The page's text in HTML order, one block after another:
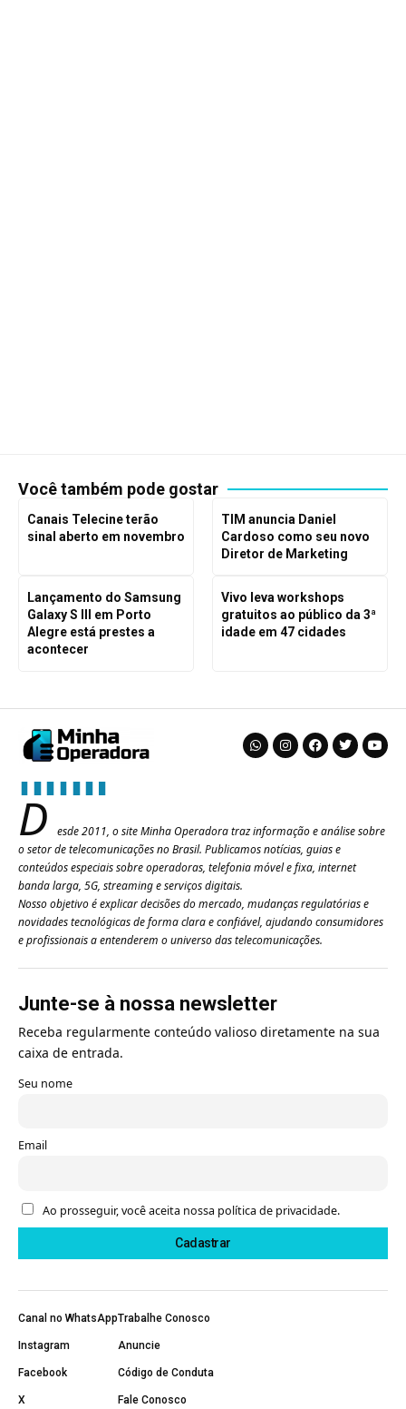
Você também pode gostar
Canais Telecine terão
sinal aberto em novembro
TIM anuncia Daniel
Cardoso como seu novo
Diretor de Marketing
Lançamento do Samsung
Galaxy S III em Porto
Alegre está prestes a
acontecer
Vivo leva workshops
gratuitos ao público da 3ª
idade em 47 cidades
D
esde 2011, o site Minha Operadora traz informação e análise sobre
o setor de telecomunicações no Brasil. Publicamos notícias, guias e
conteúdos especiais sobre operadoras, telefonia móvel e fixa, internet
banda larga, 5G, streaming e serviços digitais.
Nosso objetivo é explicar decisões do mercado, mudanças regulatórias e
novidades tecnológicas de forma clara e confiável, ajudando consumidores
e profissionais a entenderem o universo das telecomunicações.
Junte-se à nossa newsletter
Receba regularmente conteúdo valioso diretamente na sua
caixa de entrada.
Seu nome
Email
Ao prosseguir, você aceita nossa política de privacidade.
Canal no WhatsApp
Instagram
Facebook
X
Trabalhe Conosco
Anuncie
Código de Conduta
Fale Conosco